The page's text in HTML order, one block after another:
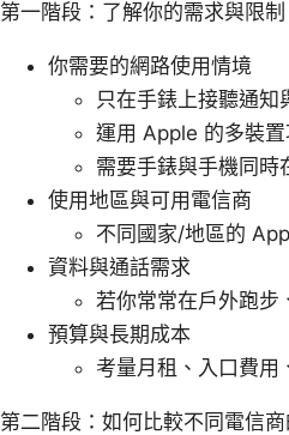
第一階段：了解你的需求與限制
你需要的網路使用情境
只在手錶上接聽通知
運用 Apple 的多裝
需要手錶與手機同時
使用地區與可用電信商
不同國家/地區的
資料與通話需求
若你常常在戶外跑步
預算與長期成本
考量月租、入口費用
第二階段：如何比較不同電信